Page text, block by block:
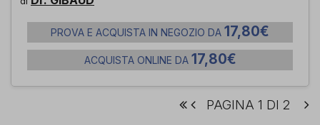
PROVA E ACQUISTA IN NEGOZIO DA 17,80€
ACQUISTA ONLINE DA 17,80€
PAGINA 1 DI 2